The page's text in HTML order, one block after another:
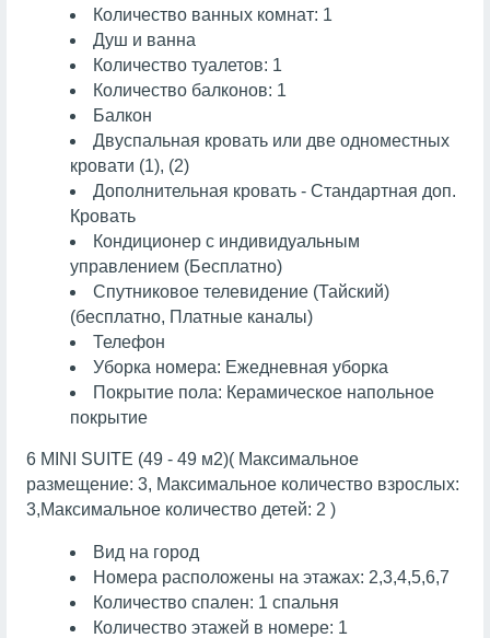
Количество ванных комнат: 1
Душ и ванна
Количество туалетов: 1
Количество балконов: 1
Балкон
Двуспальная кровать или две одноместных
кровати (1), (2)
Дополнительная кровать - Стандартная доп.
Кровать
Кондиционер с индивидуальным
управлением (Бесплатно)
Спутниковое телевидение (Тайский)
(бесплатно, Платные каналы)
Телефон
Уборка номера: Ежедневная уборка
Покрытие пола: Керамическое напольное
покрытие
6 MINI SUITE (49 - 49 м2)( Максимальное
размещение: 3, Максимальное количество взрослых:
3,Максимальное количество детей: 2 )
Вид на город
Номера расположены на этажах: 2,3,4,5,6,7
Количество спален: 1 спальня
Количество этажей в номере: 1